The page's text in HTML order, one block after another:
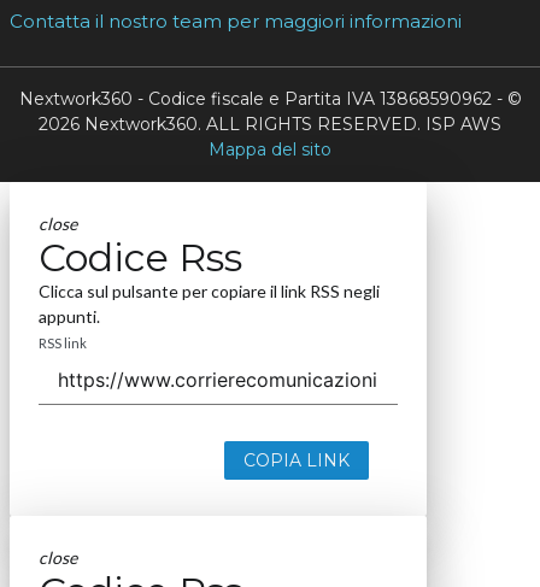
Contatta il nostro team per maggiori informazioni
Nextwork360 - Codice fiscale e Partita IVA 13868590962 - ©
2026 Nextwork360. ALL RIGHTS RESERVED. ISP AWS
Mappa del sito
close
Codice Rss
Clicca sul pulsante per copiare il link RSS negli
appunti.
RSS link
COPIA LINK
close